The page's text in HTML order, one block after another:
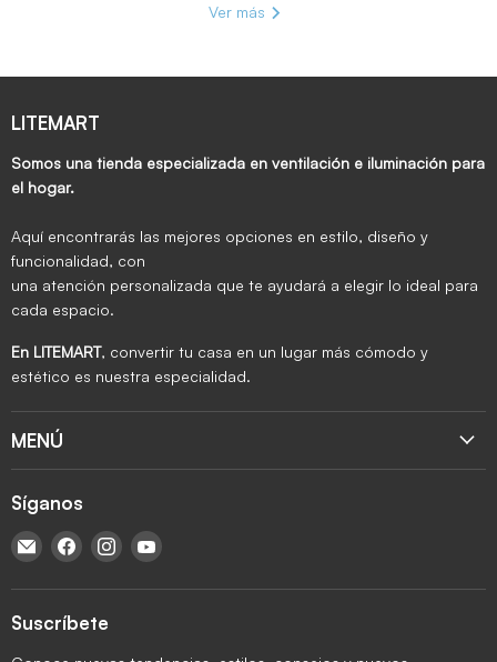
Ver más
LITEMART
Somos una tienda especializada en ventilación e iluminación para
el hogar.
Aquí encontrarás las mejores opciones en estilo, diseño y
funcionalidad, con
una atención personalizada que te ayudará a elegir lo ideal para
cada espacio.
En LITEMART, convertir tu casa en un lugar más cómodo y
estético es nuestra especialidad.
MENÚ
Síganos
Encuéntrenos en Correo electrónico
Encuéntrenos en Facebook
Encuéntrenos en Instagram
Suscríbete